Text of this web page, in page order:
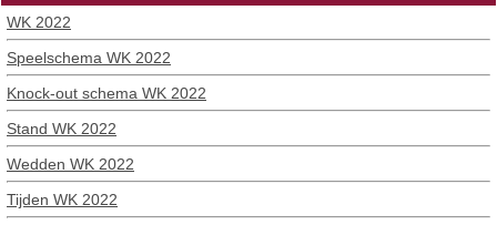
WK 2022
Speelschema WK 2022
Knock-out schema WK 2022
Stand WK 2022
Wedden WK 2022
Tijden WK 2022